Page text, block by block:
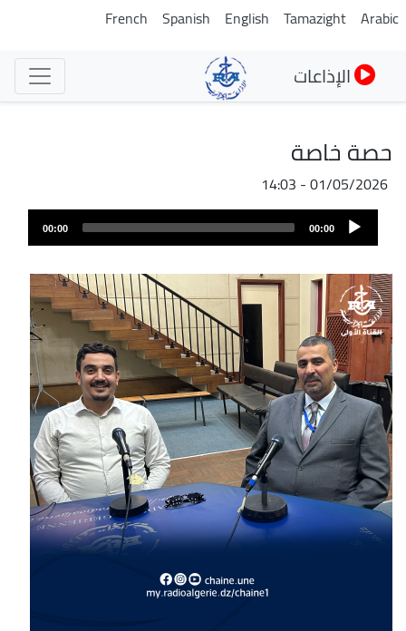
تجاوز
Arabic
Tamazight
English
Spanish
French
الإذاعات
حصة خاصة
01/05/2026 - 14:03
ملف
الصوت
Audio
Player
00:00
00:00